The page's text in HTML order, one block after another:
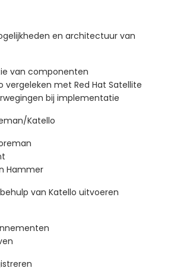
en architectuur van
van componenten
vergeleken met Red Hat Satellite
bij implementatie
Katello
Hammer
van Katello uitvoeren